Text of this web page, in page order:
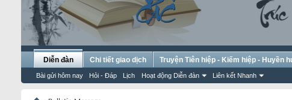
Diễn đàn
Bài gửi hôm nay Hỏi - Đáp Lịch Hoạt động Diễn đàn Liên kết Nhanh
Chi tiết giao dịch Truyện Tiên hiệp - Kiếm hiệp - Huyền